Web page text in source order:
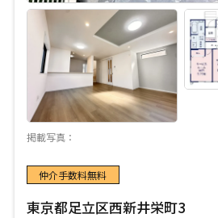
掲載写真：
仲介手数料無料
東京都足立区西新井栄町3